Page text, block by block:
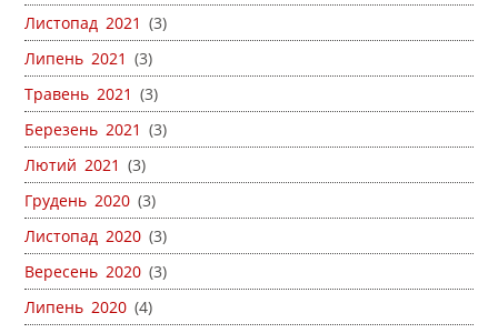
Листопад 2021 (3)
Липень 2021 (3)
Травень 2021 (3)
Березень 2021 (3)
Лютий 2021 (3)
Грудень 2020 (3)
Листопад 2020 (3)
Вересень 2020 (3)
Липень 2020 (4)